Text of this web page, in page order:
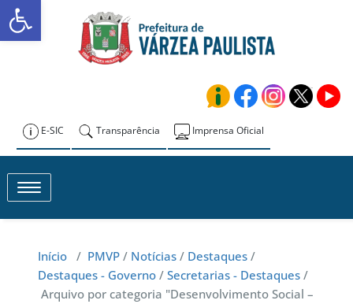
Skip
to
Prefeitura de
E-SIC Transparência Imprensa Oficial
Toggle navigation
Início / PMVP / Notícias / Destaques /
Destaques - Governo / Secretarias - Destaques /
Arquivo por categoria "Desenvolvimento Social –